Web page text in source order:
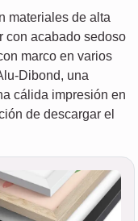
materiales de alta
con acabado sedoso
marco en varios
Dibond, una
cálida impresión en
de descargar el